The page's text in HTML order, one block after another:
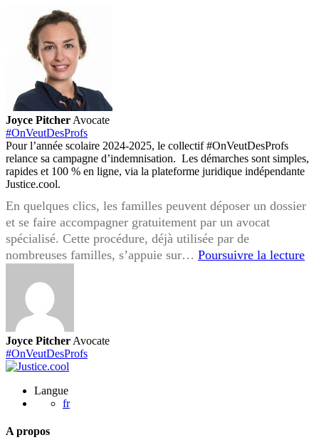
Joyce Pitcher Avocate
#OnVeutDesProfs
Pour l’année scolaire 2024-2025, le collectif #OnVeutDesProfs
relance sa campagne d’indemnisation. Les démarches sont simples,
rapides et 100 % en ligne, via la plateforme juridique indépendante
Justice.cool.
En quelques clics, les familles peuvent déposer un dossier
et se faire accompagner gratuitement par un avocat
spécialisé. Cette procédure, déjà utilisée par de
nombreuses familles, s’appuie sur… Poursuivre la lecture
Joyce Pitcher Avocate
#OnVeutDesProfs
Langue
fr
A propos